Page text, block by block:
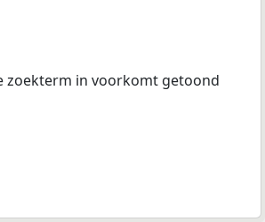
zoekterm in voorkomt getoond